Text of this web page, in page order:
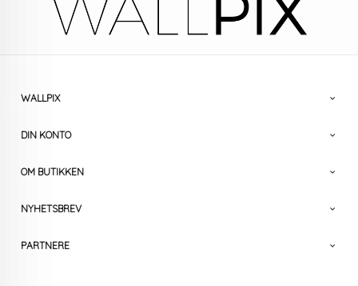
WALLPIX
DIN KONTO
OM BUTIKKEN
NYHETSBREV
PARTNERE